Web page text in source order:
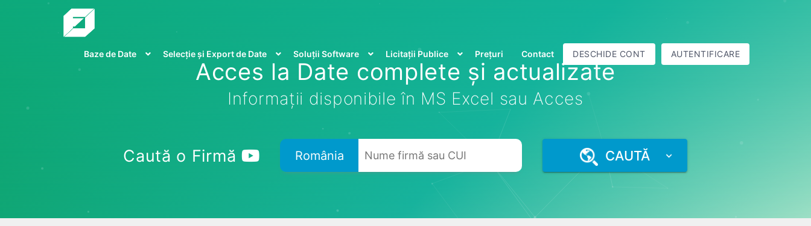
Baze de Date Selecție și Export de Date Soluții Software Licitații Publice Prețuri Contact DESCHIDE CONT AUTENTIFICARE
Acces la Date complete și actualizate
Informații disponibile în MS Excel sau Acces
Caută o Firmă România CAUTĂ